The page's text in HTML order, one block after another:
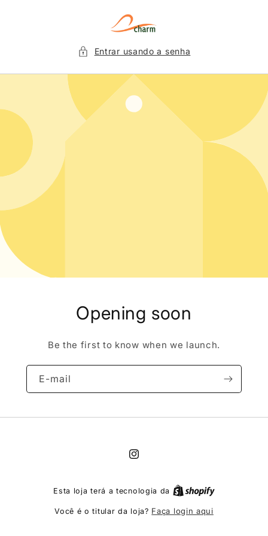
Entrar usando a senha
Opening soon
Be the first to know when we launch.
E-mail
Instagram
Esta loja terá a tecnologia da
Você é o titular da loja? Faça login aqui